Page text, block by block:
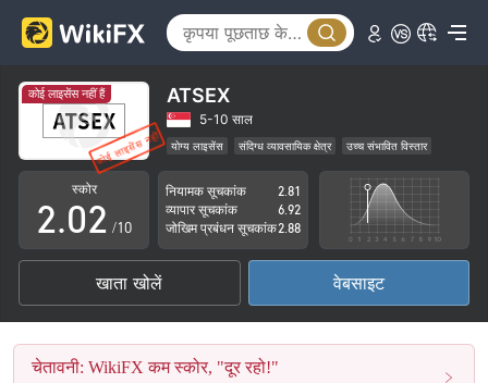
कोई लाइसेंस नहीं हैं ATSEX
5-10 साल
योग्य लाइसेंस संदिग्ध व्यावसायिक क्षेत्र उच्च संभावित विस्तार
स्कोर
0
1
2
3
4
5
.0
1
2
3
0
1
2
3
4
5
/10
नियामक सूचकांक
2.81
व्यापार सूचकांक
6.92
जोखिम प्रबंधन सूचकांक2.88
खाता खोलें वेबसाइट
चेतावनी: WikiFX कम स्कोर, "दूर रहो!"